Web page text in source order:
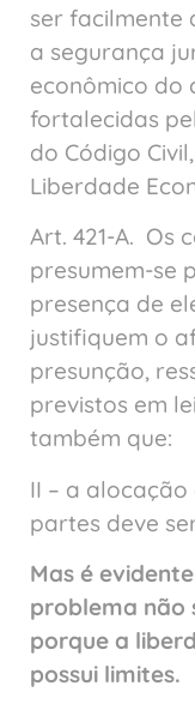
ser facilmente
a segurança
econômico do
fortalecidas
do Código
Liberdade
Art. 421-A. Os
presumem-se
presença de
justifiquem o
presunção,
previstos em
também que:
II – a
partes deve
Mas é
problema não
porque a
possui limites.